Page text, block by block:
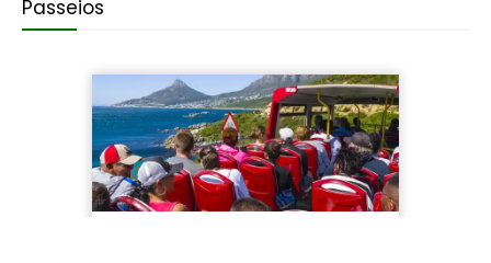
Passeios